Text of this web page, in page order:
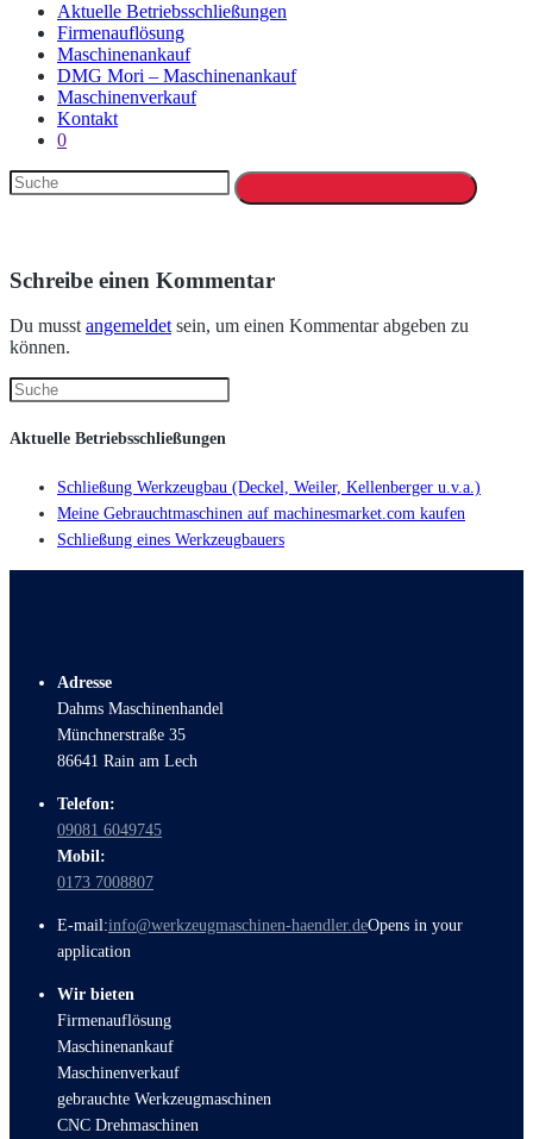
Aktuelle Betriebsschließungen
Firmenauflösung
Maschinenankauf
DMG Mori – Maschinenankauf
Maschinenverkauf
Kontakt
0
Schreibe einen Kommentar
Du musstangemeldetsein, um einen Kommentar abgeben zu
können.
Aktuelle Betriebsschließungen
Schließung Werkzeugbau (Deckel, Weiler, Kellenberger u.v.a.)
Meine Gebrauchtmaschinen auf machinesmarket.com kaufen
Schließung eines Werkzeugbauers
Adresse
Dahms Maschinenhandel
Münchnerstraße 35
86641 Rain am Lech
Telefon:
09081 6049745
Mobil:
0173 7008807
E-mail:info@werkzeugmaschinen-haendler.deOpens in your
application
Wir bieten
Firmenauflösung
Maschinenankauf
Maschinenverkauf
gebrauchte Werkzeugmaschinen
CNC Drehmaschinen